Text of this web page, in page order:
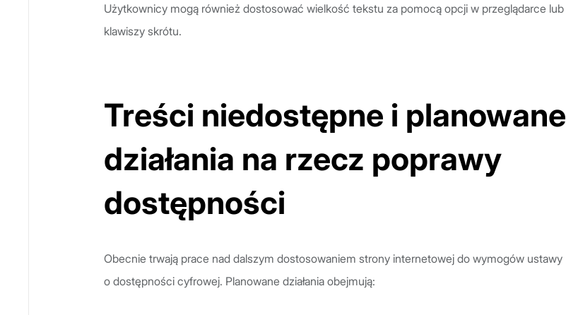
Użytkownicy mogą również dostosować wielkość tekstu za pomocą opcji w przeglądarce lub
klawiszy skrótu.
Treści niedostępne i planowane
działania na rzecz poprawy
dostępności
Obecnie trwają prace nad dalszym dostosowaniem strony internetowej do wymogów ustawy
o dostępności cyfrowej. Planowane działania obejmują: